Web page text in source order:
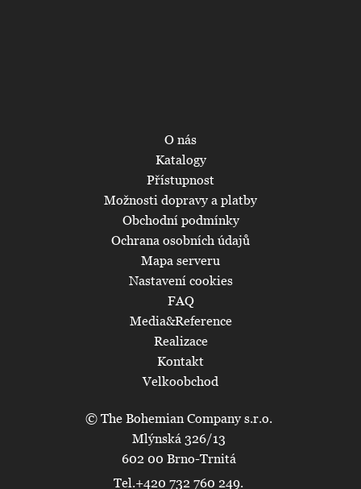
© The Bohemian Company s.r.o.
Mlýnská 326/13
602 00 Brno-Trnitá
Tel.+420 732 760 249.
O nás
Katalogy
Přístupnost
Možnosti dopravy a platby
Obchodní podmínky
Ochrana osobních údajů
Mapa serveru
Nastavení cookies
FAQ
Media&Reference
Realizace
Kontakt
Velkoobchod